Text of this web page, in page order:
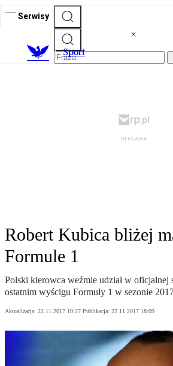
Serwisy
Sport
Robert Kubica bliżej
Formule 1
Polski kierowca weźmie udział w oficjalnej
ostatnim wyścigu Formuły 1 w sezonie
Aktualizacja: 22.11.2017 19:27 Publikacja: 22.11.2017 18:09